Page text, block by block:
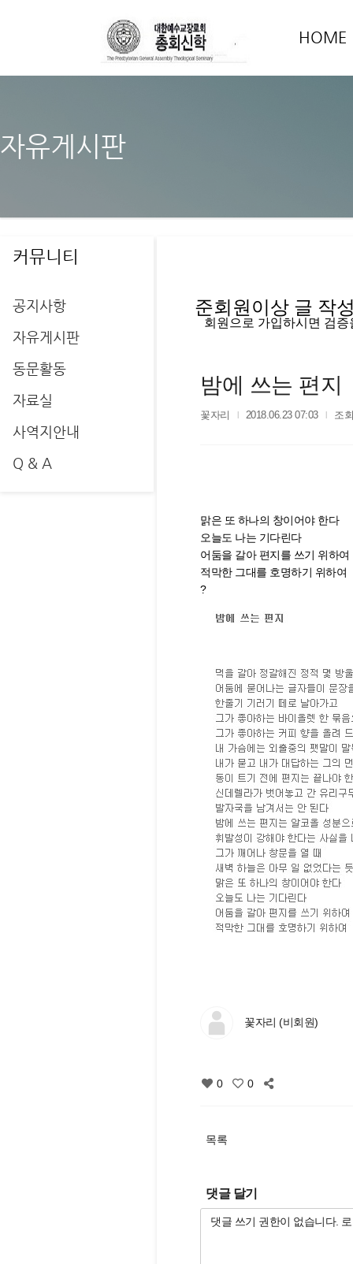
HOME
자유게시판
커뮤니티
공지사항
자유게시판
동문활동
자료실
사역지안내
Q & A
준회원이상 글 작
회원으로 가입하시면 검
밤에 쓰는 편지
꽃자리 2018.06.23 07:03 조
맑은 또 하나의 창이어야 한다
오늘도 나는 기다린다
어둠을 갈아 편지를 쓰기 위하여
적막한 그대를 호명하기 위하여
?
꽃자리 (비회원)
0 0
목록
댓글 달기